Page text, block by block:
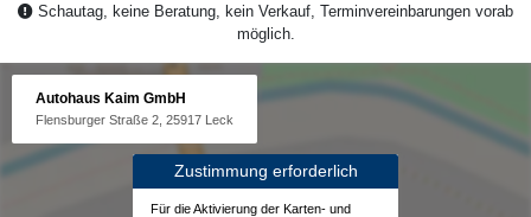
Schautag, keine Beratung, kein Verkauf, Terminvereinbarungen vorab
möglich.
Autohaus Kaim GmbH
Flensburger Straße 2, 25917 Leck
Zustimmung erforderlich
Für die Aktivierung der Karten- und